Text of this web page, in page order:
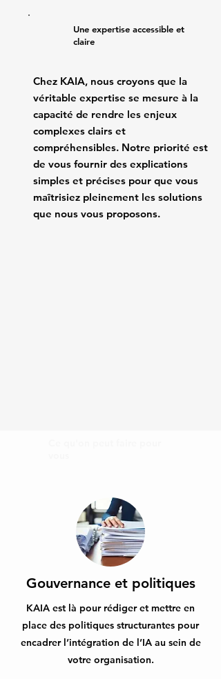
Une expertise accessible et
claire
Chez KAIA, nous croyons que la
véritable expertise se mesure à la
capacité de rendre les enjeux
complexes clairs et
compréhensibles. Notre priorité est
de vous fournir des explications
simples et précises pour que vous
maîtrisiez pleinement les solutions
que nous vous proposons.
​​Gouvernance et politiques
KAIA est là pour rédiger et mettre en
place des politiques structurantes pour
encadrer l’intégration de l’IA au sein de
votre organisation.